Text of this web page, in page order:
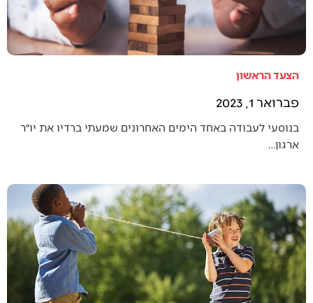
הצעד הראשון
פברואר 1, 2023
בנוסעי לעבודה באחד הימים האחרונים שמעתי ברדיו את יו״ר
ארגון…